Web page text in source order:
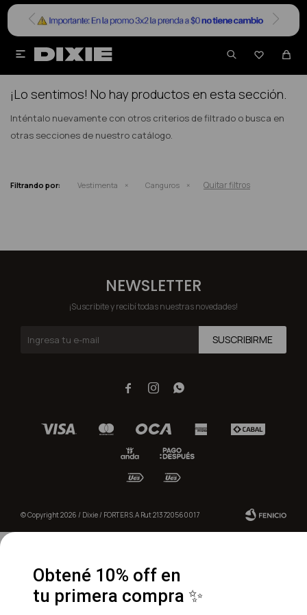


NO SE HAN RECUPERADO PRODUCTOS
¡Lo sentimos! No hay productos en esta sección.
Inténtalo nuevamente con otros criterios de filtrado o busca en
otras secciones de nuestro catálogo.
Filtrando por: Vestimenta Canguros Quitar filtros
NEWSLETTER
¡Suscribite y recibí todas nuestras novedades!
SUSCRIBIRME
  
© Copyright 2026 / Dixie / FORTER S.A Rut 213720560017
Obtené 10% off en
tu primera compra ✨